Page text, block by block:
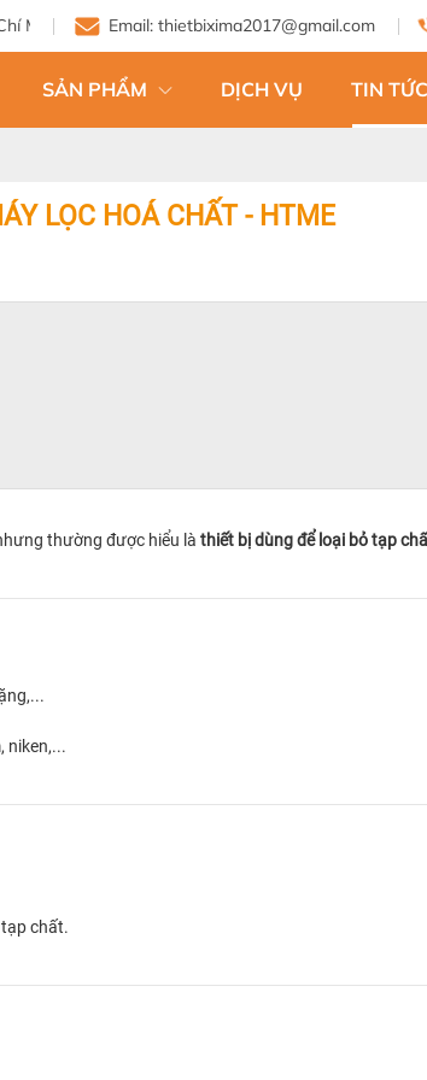
Email: thietbixima2017@gmail.com
SẢN PHẨM DỊCH VỤ TIN
LỌC HOÁ CHẤT - HTME
thường được hiểu là thiết bị dùng để loại bỏ tạp
niken,...
chất.